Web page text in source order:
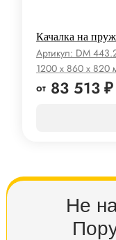
Качалка на
Артикул: DM
1200 x 860 x 820
83 513₽
Не